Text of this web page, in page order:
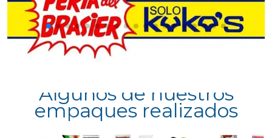
Algunos de nuestros
empaques realizados